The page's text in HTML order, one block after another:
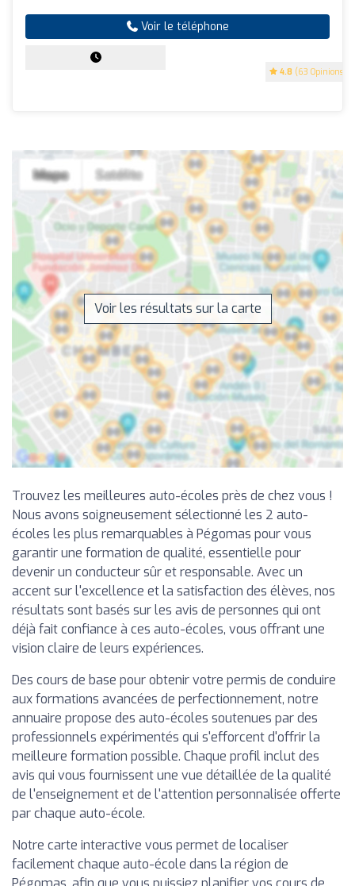
4.8 (63 Opinions)
Voir le téléphone
Voir les résultats sur la carte
Trouvez les meilleures auto-écoles près de chez vous !
Nous avons soigneusement sélectionné les 2 auto-
écoles les plus remarquables à Pégomas pour vous
garantir une formation de qualité, essentielle pour
devenir un conducteur sûr et responsable. Avec un
accent sur l'excellence et la satisfaction des élèves, nos
résultats sont basés sur les avis de personnes qui ont
déjà fait confiance à ces auto-écoles, vous offrant une
vision claire de leurs expériences.
Des cours de base pour obtenir votre permis de conduire
aux formations avancées de perfectionnement, notre
annuaire propose des auto-écoles soutenues par des
professionnels expérimentés qui s'efforcent d'offrir la
meilleure formation possible. Chaque profil inclut des
avis qui vous fournissent une vue détaillée de la qualité
de l'enseignement et de l'attention personnalisée offerte
par chaque auto-école.
Notre carte interactive vous permet de localiser
facilement chaque auto-école dans la région de